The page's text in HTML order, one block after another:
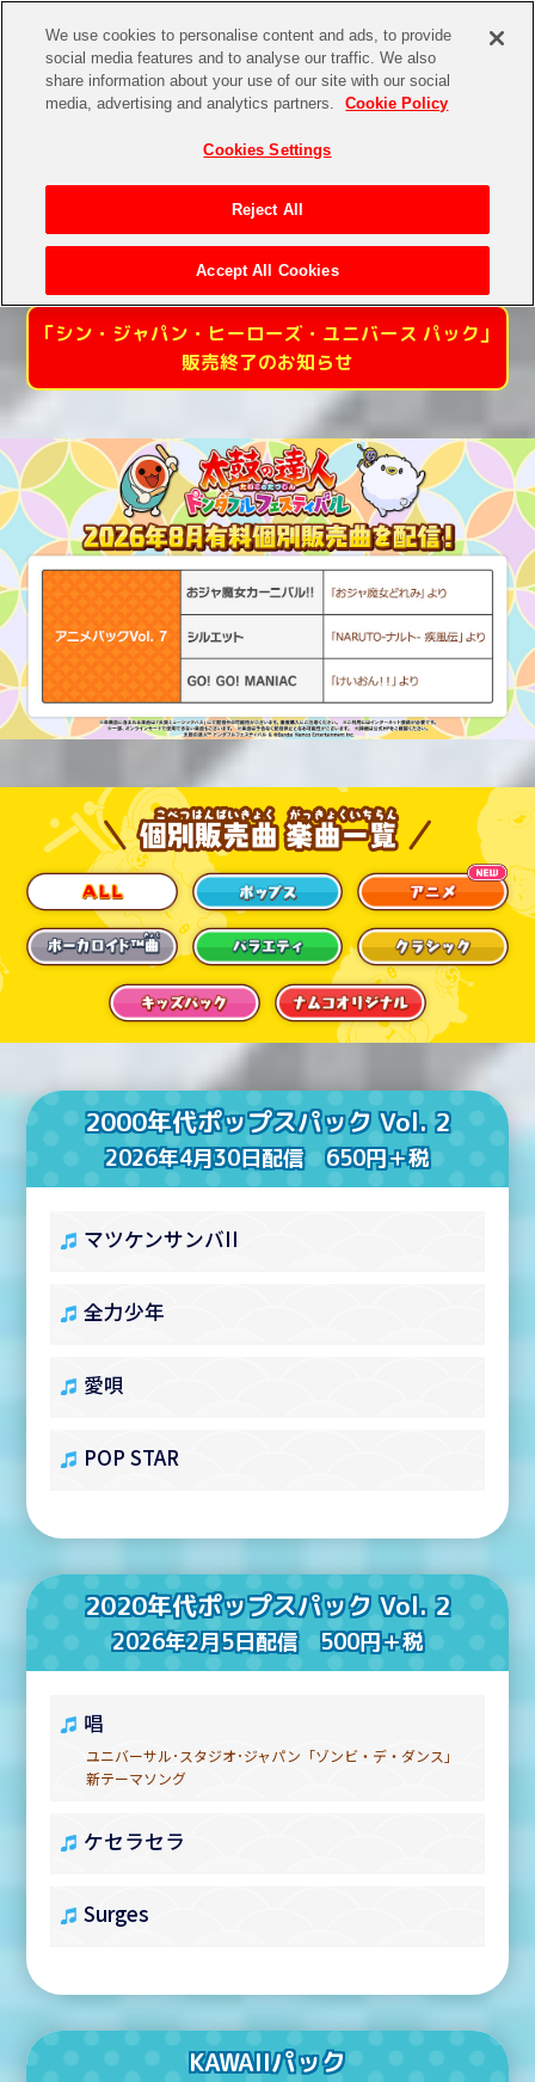
「シン・ジャパン・ヒーローズ・ユニバース パック」
販売終了のお知らせ
2000年代ポップスパック Vol. 2
2026年4月30日配信 650円＋税
マツケンサンバII
全力少年
愛唄
POP STAR
2020年代ポップスパック Vol. 2
2026年2月5日配信 500円＋税
唱
ユニバーサル･スタジオ･ジャパン「ゾンビ・デ・ダンス」
新テーマソング
ケセラセラ
Surges
KAWAIIパック
We use cookies to personalise content and ads, to provide
social media features and to analyse our traffic. We also
share information about your use of our site with our social
media, advertising and analytics partners.
Cookie Policy
Cookies Settings
Reject All
Accept All Cookies